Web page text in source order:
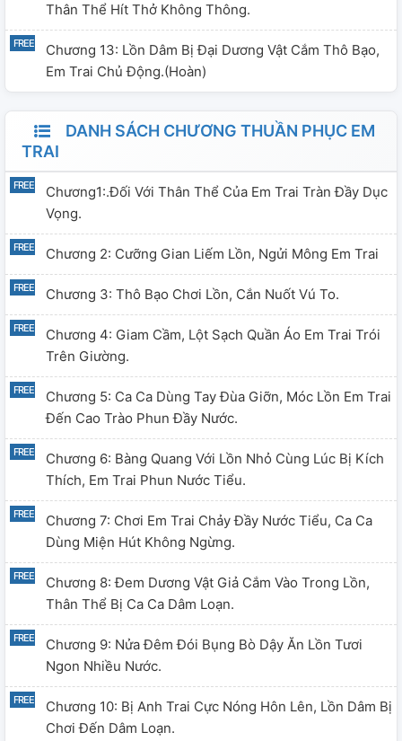
Thân Thể Hít Thở Không Thông.
Chương 13: Lồn Dâm Bị Đại Dương Vật Cắm Thô Bạo,
Em Trai Chủ Động.(Hoàn)
DANH SÁCH CHƯƠNG THUẦN PHỤC EM
TRAI
Chương1:.Đối Với Thân Thể Của Em Trai Tràn Đầy Dục
Vọng.
Chương 2: Cưỡng Gian Liếm Lồn, Ngửi Mông Em Trai
Chương 3: Thô Bạo Chơi Lồn, Cắn Nuốt Vú To.
Chương 4: Giam Cầm, Lột Sạch Quần Áo Em Trai Trói
Trên Giường.
Chương 5: Ca Ca Dùng Tay Đùa Giỡn, Móc Lồn Em Trai
Đến Cao Trào Phun Đầy Nước.
Chương 6: Bàng Quang Với Lồn Nhỏ Cùng Lúc Bị Kích
Thích, Em Trai Phun Nước Tiểu.
Chương 7: Chơi Em Trai Chảy Đầy Nước Tiểu, Ca Ca
Dùng Miện Hút Không Ngừng.
Chương 8: Đem Dương Vật Giả Cắm Vào Trong Lồn,
Thân Thể Bị Ca Ca Dâm Loạn.
Chương 9: Nửa Đêm Đói Bụng Bò Dậy Ăn Lồn Tươi
Ngon Nhiều Nước.
Chương 10: Bị Anh Trai Cực Nóng Hôn Lên, Lồn Dâm Bị
Chơi Đến Dâm Loạn.